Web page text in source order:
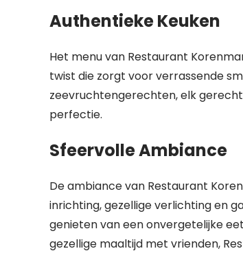
Authentieke Keuken
Het menu van Restaurant
twist die zorgt voor verrassende
zeevruchtengerechten, elk
perfectie.
Sfeervolle Ambiance
De ambiance van Restaurant
inrichting, gezellige verlichting en
genieten van een onvergetelijke
gezellige maaltijd met vrienden,